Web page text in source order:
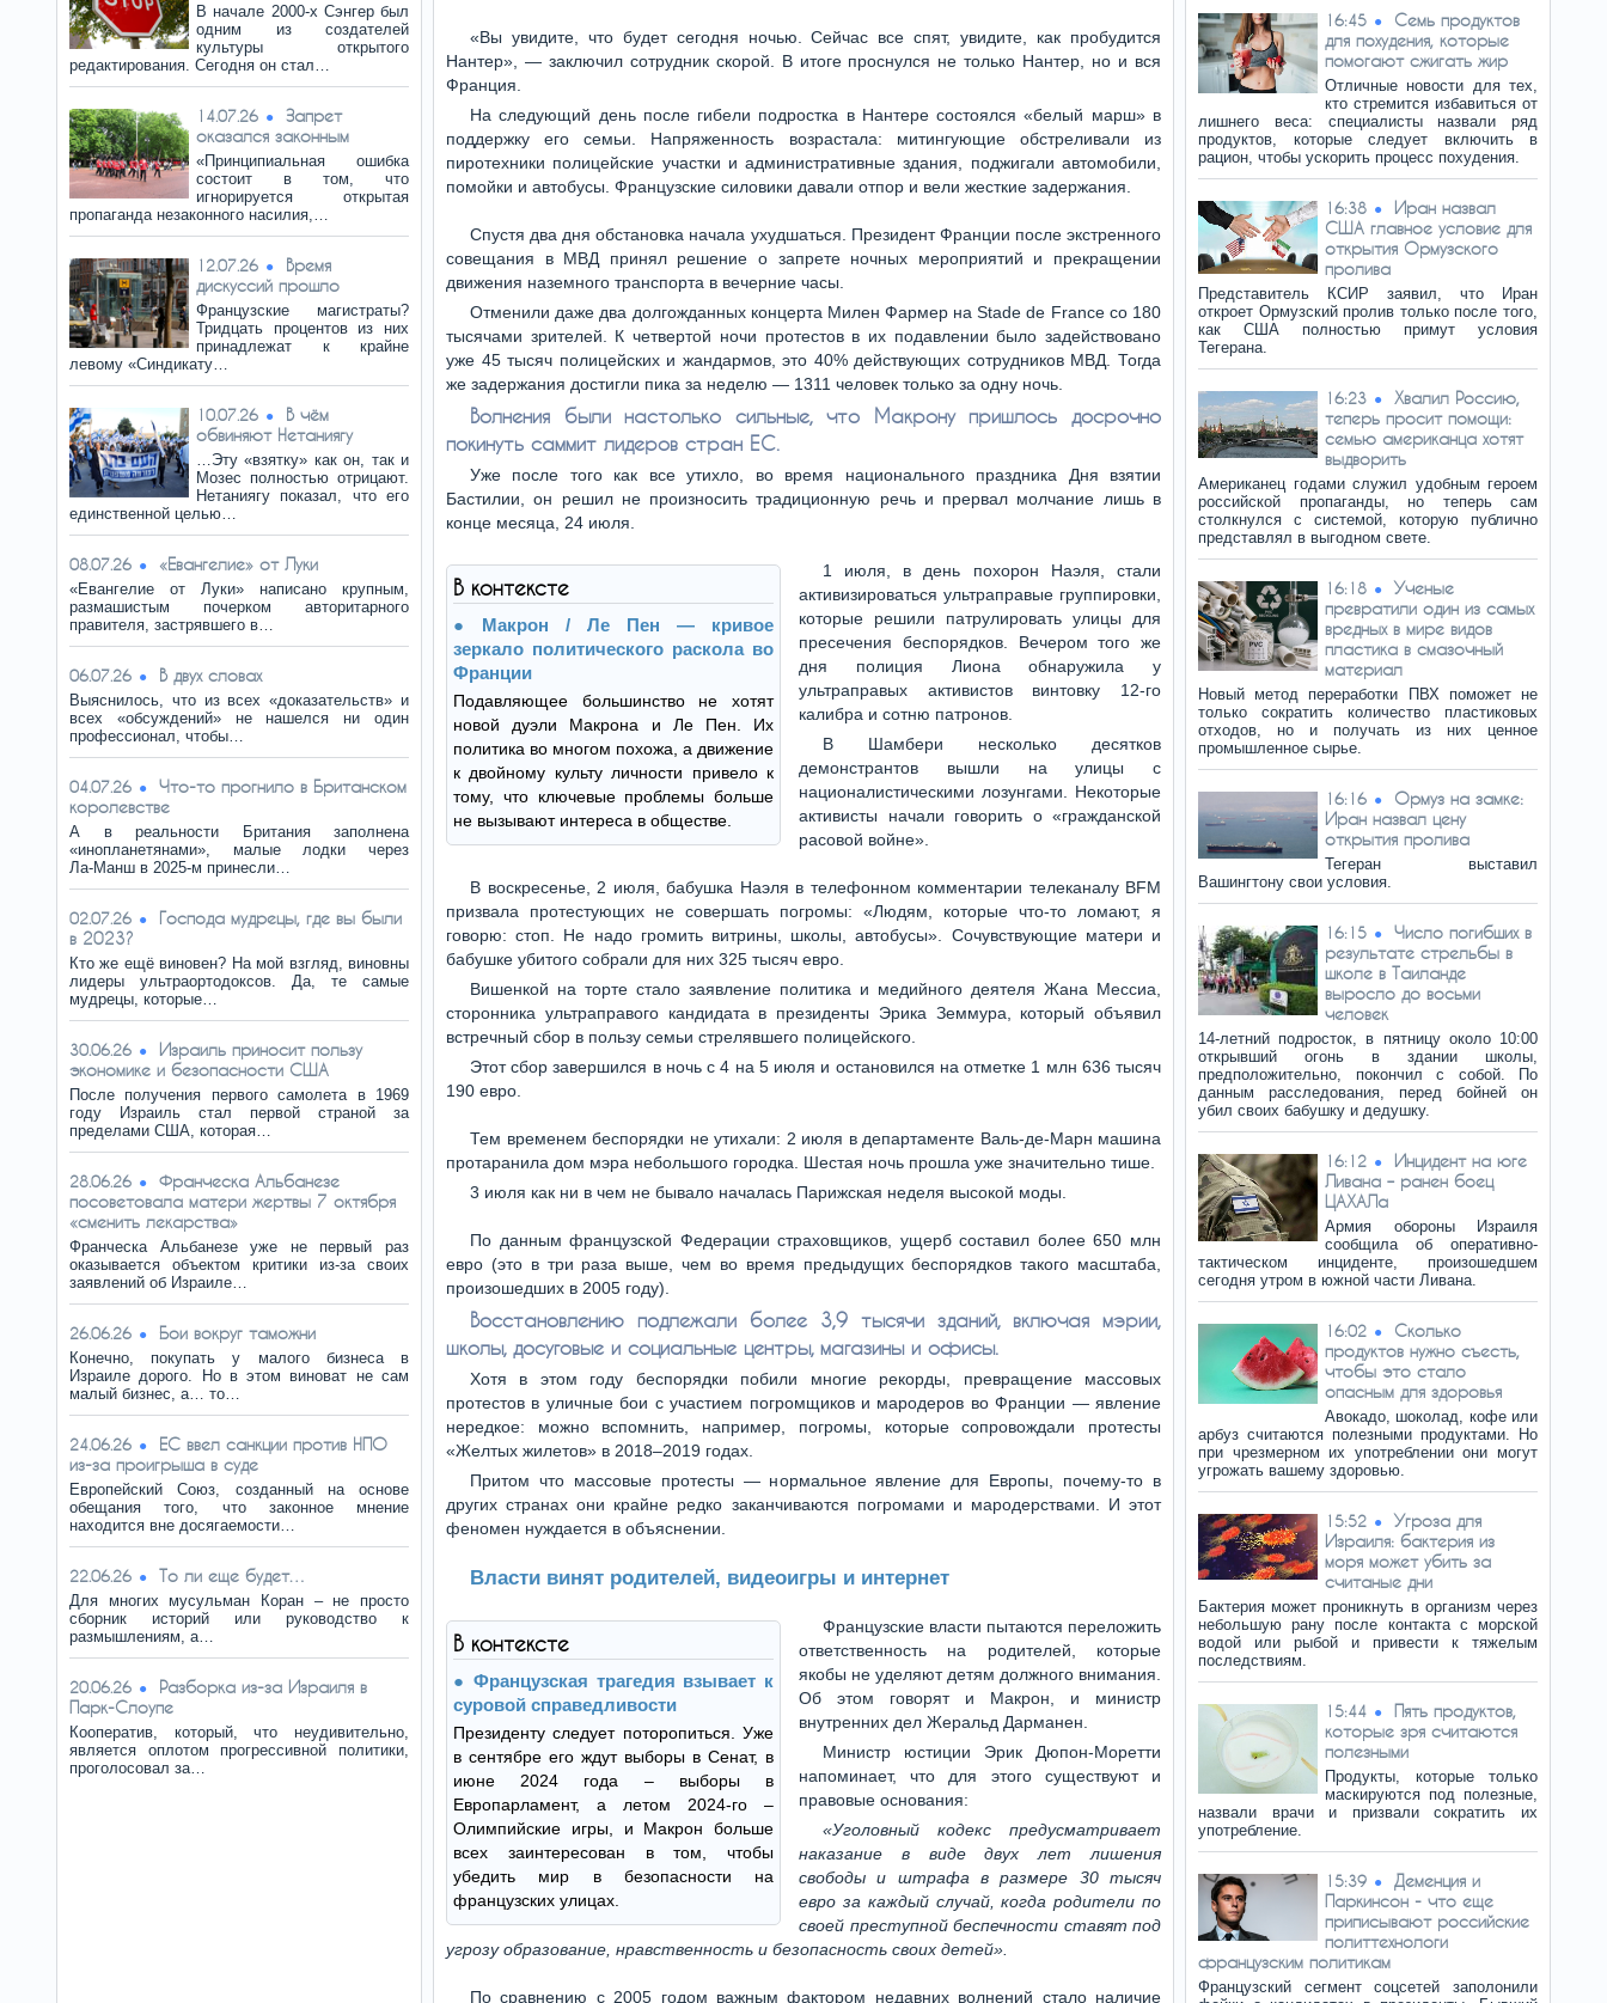
В начале 2000-х Сэнгер был
одним из создателей
культуры открытого
редактирования. Сегодня он стал…
14.07.26
Запрет
оказался законным
«Принципиальная ошибка
состоит в том, что
игнорируется открытая
пропаганда незаконного насилия,…
12.07.26
Время
дискуссий прошло
Французские магистраты?
Тридцать процентов из них
принадлежат к крайне
левому «Синдикату…
10.07.26
В чём
обвиняют Нетаниягу
…Эту «взятку» как он, так и
Мозес полностью отрицают.
Нетаниягу показал, что его
единственной целью…
08.07.26 «Евангелие» от Луки
«Евангелие от Луки» написано крупным,
размашистым почерком авторитарного
правителя, застрявшего в…
06.07.26 В двух словах
Выяснилось, что из всех «доказательств» и
всех «обсуждений» не нашелся ни один
профессионал, чтобы…
04.07.26
Что-то прогнило в Британском
королевстве
А в реальности Британия заполнена
«инопланетянами», малые лодки через
Ла‑Манш в 2025‑м принесли…
02.07.26
Господа мудрецы, где вы были
в 2023?
Кто же ещё виновен? На мой взгляд, виновны
лидеры ультраортодоксов. Да, те самые
мудрецы, которые…
30.06.26
Израиль приносит пользу
экономике и безопасности США
После получения первого самолета в 1969
году Израиль стал первой страной за
пределами США, которая…
28.06.26
Франческа Альбанезе
посоветовала матери жертвы 7 октября
«сменить лекарства»
Франческа Альбанезе уже не первый раз
оказывается объектом критики из-за своих
заявлений об Израиле…
26.06.26 Бои вокруг таможни
Конечно, покупать у малого бизнеса в
Израиле дорого. Но в этом виноват не сам
малый бизнес, а… то…
24.06.26
ЕС ввел санкции против НПО
из-за проигрыша в суде
Европейский Союз, созданный на основе
обещания того, что законное мнение
находится вне досягаемости…
22.06.26 То ли еще будет…
Для многих мусульман Коран – не просто
сборник историй или руководство к
размышлениям, а…
20.06.26
Разборка из-за Израиля в
Парк-Слоупе
Кооператив, который, что неудивительно,
является оплотом прогрессивной политики,
проголосовал за…
«Вы увидите, что будет сегодня ночью. Сейчас все спят, увидите, как пробудится
Нантер», — заключил сотрудник скорой. В итоге проснулся не только Нантер, но и вся
Франция.
На следующий день после гибели подростка в Нантере состоялся «белый марш» в
поддержку его семьи. Напряженность возрастала: митингующие обстреливали из
пиротехники полицейские участки и административные здания, поджигали автомобили,
помойки и автобусы. Французские силовики давали отпор и вели жесткие задержания.
Спустя два дня обстановка начала ухудшаться. Президент Франции после экстренного
совещания в МВД принял решение о запрете ночных мероприятий и прекращении
движения наземного транспорта в вечерние часы.
Отменили даже два долгожданных концерта Милен Фармер на Stade de France со 180
тысячами зрителей. К четвертой ночи протестов в их подавлении было задействовано
уже 45 тысяч полицейских и жандармов, это 40% действующих сотрудников МВД. Тогда
же задержания достигли пика за неделю — 1311 человек только за одну ночь.
Волнения были настолько сильные, что Макрону пришлось досрочно
покинуть саммит лидеров стран ЕС.
Уже после того как все утихло, во время национального праздника Дня взятии
Бастилии, он решил не произносить традиционную речь и прервал молчание лишь в
конце месяца, 24 июля.
В контексте
Макрон / Ле Пен — кривое
зеркало политического раскола во
Франции
Подавляющее большинство не хотят
новой дуэли Макрона и Ле Пен. Их
политика во многом похожа, а движение
к двойному культу личности привело к
тому, что ключевые проблемы больше
не вызывают интереса в обществе.
1 июля, в день похорон Наэля, стали
активизироваться ультраправые группировки,
которые решили патрулировать улицы для
пресечения беспорядков. Вечером того же
дня полиция Лиона обнаружила у
ультраправых активистов винтовку 12-го
калибра и сотню патронов.
В Шамбери несколько десятков
демонстрантов вышли на улицы с
националистическими лозунгами. Некоторые
активисты начали говорить о «гражданской
расовой войне».
В воскресенье, 2 июля, бабушка Наэля в телефонном комментарии телеканалу BFM
призвала протестующих не совершать погромы: «Людям, которые что-то ломают, я
говорю: стоп. Не надо громить витрины, школы, автобусы». Сочувствующие матери и
бабушке убитого собрали для них 325 тысяч евро.
Вишенкой на торте стало заявление политика и медийного деятеля Жана Мессиа,
сторонника ультраправого кандидата в президенты Эрика Земмура, который объявил
встречный сбор в пользу семьи стрелявшего полицейского.
Этот сбор завершился в ночь с 4 на 5 июля и остановился на отметке 1 млн 636 тысяч
190 евро.
Тем временем беспорядки не утихали: 2 июля в департаменте Валь-де-Марн машина
протаранила дом мэра небольшого городка. Шестая ночь прошла уже значительно тише.
3 июля как ни в чем не бывало началась Парижская неделя высокой моды.
По данным французской Федерации страховщиков, ущерб составил более 650 млн
евро (это в три раза выше, чем во время предыдущих беспорядков такого масштаба,
произошедших в 2005 году).
Восстановлению подлежали более 3,9 тысячи зданий, включая мэрии,
школы, досуговые и социальные центры, магазины и офисы.
Хотя в этом году беспорядки побили многие рекорды, превращение массовых
протестов в уличные бои с участием погромщиков и мародеров во Франции — явление
нередкое: можно вспомнить, например, погромы, которые сопровождали протесты
«Желтых жилетов» в 2018–2019 годах.
Притом что массовые протесты — нормальное явление для Европы, почему-то в
других странах они крайне редко заканчиваются погромами и мародерствами. И этот
феномен нуждается в объяснении.
Власти винят родителей, видеоигры и интернет
В контексте
Французская трагедия взывает к
суровой справедливости
Президенту следует поторопиться. Уже
в сентябре его ждут выборы в Сенат, в
июне 2024 года – выборы в
Европарламент, а летом 2024-го –
Олимпийские игры, и Макрон больше
всех заинтересован в том, чтобы
убедить мир в безопасности на
французских улицах.
Французские власти пытаются переложить
ответственность на родителей, которые
якобы не уделяют детям должного внимания.
Об этом говорят и Макрон, и министр
внутренних дел Жеральд Дарманен.
Министр юстиции Эрик Дюпон-Моретти
напоминает, что для этого существуют и
правовые основания:
«Уголовный кодекс предусматривает
наказание в виде двух лет лишения
свободы и штрафа в размере 30 тысяч
евро за каждый случай, когда родители по
своей преступной беспечности ставят под
угрозу образование, нравственность и безопасность своих детей».
По сравнению с 2005 годом важным фактором недавних волнений стало наличие
16:45
Семь продуктов
для похудения, которые
помогают сжигать жир
Отличные новости для тех,
кто стремится избавиться от
лишнего веса: специалисты назвали ряд
продуктов, которые следует включить в
рацион, чтобы ускорить процесс похудения.
16:38
Иран назвал
США главное условие для
открытия Ормузского
пролива
Представитель КСИР заявил, что Иран
откроет Ормузский пролив только после того,
как США полностью примут условия
Тегерана.
16:23
Хвалил Россию,
теперь просит помощи:
семью американца хотят
выдворить
Американец годами служил удобным героем
российской пропаганды, но теперь сам
столкнулся с системой, которую публично
представлял в выгодном свете.
16:18
Ученые
превратили один из самых
вредных в мире видов
пластика в смазочный
материал
Новый метод переработки ПВХ поможет не
только сократить количество пластиковых
отходов, но и получать из них ценное
промышленное сырье.
16:16
Ормуз на замке:
Иран назвал цену
открытия пролива
Тегеран выставил
Вашингтону свои условия.
16:15
Число погибших в
результате стрельбы в
школе в Таиланде
выросло до восьми
человек
14-летний подросток, в пятницу около 10:00
открывший огонь в здании школы,
предположительно, покончил с собой. По
данным расследования, перед бойней он
убил своих бабушку и дедушку.
16:12
Инцидент на юге
Ливана – ранен боец
ЦАХАЛа
Армия обороны Израиля
сообщила об оперативно-
тактическом инциденте, произошедшем
сегодня утром в южной части Ливана.
16:02
Сколько
продуктов нужно съесть,
чтобы это стало
опасным для здоровья
Авокадо, шоколад, кофе или
арбуз считаются полезными продуктами. Но
при чрезмерном их употреблении они могут
угрожать вашему здоровью.
15:52
Угроза для
Израиля: бактерия из
моря может убить за
считаные дни
Бактерия может проникнуть в организм через
небольшую рану после контакта с морской
водой или рыбой и привести к тяжелым
последствиям.
15:44
Пять продуктов,
которые зря считаются
полезными
Продукты, которые только
маскируются под полезные,
назвали врачи и призвали сократить их
употребление.
15:39
Деменция и
Паркинсон - что еще
приписывают российские
политтехнологи
французским политикам
Французский сегмент соцсетей заполонили